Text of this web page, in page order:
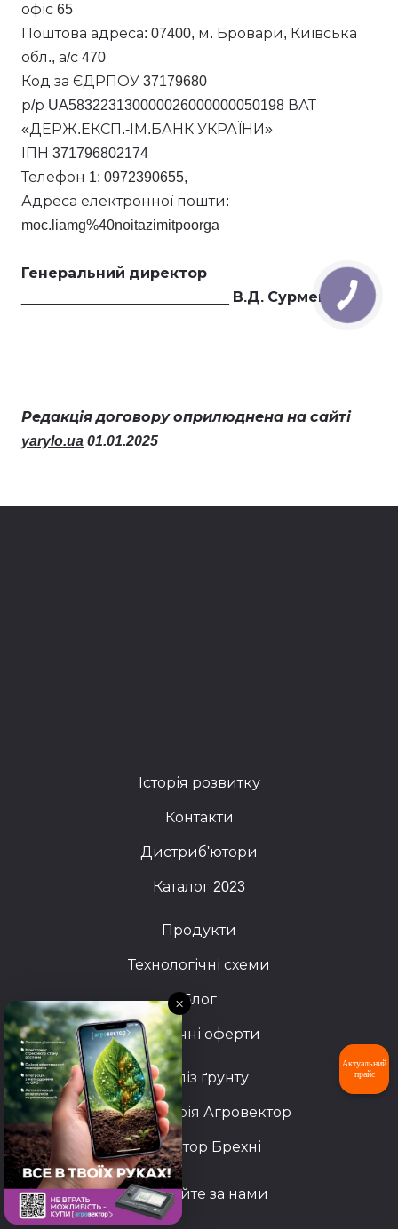
Актуальний
прайс
офіс 65
Поштова адреса: 07400, м. Бровари, Київська
обл., а/с 470
Код за ЄДРПОУ 37179680
р/р UA583223130000026000000050198 ВАТ
«ДЕРЖ.ЕКСП.-ІМ.БАНК УКРАЇНИ»
ІПН 371796802174
Телефон 1: 0972390655,
Адреса електронної пошти:
moc.liamg%40noitazimitpoorga
Генеральний директор
В.Д. Сурменко
Редакція договору оприлюднена на сайті
yarylo.ua 01.01.2025
Історія розвитку
Контакти
Дистриб'ютори
Каталог 2023
Продукти
Технологічні схеми
Блог
Публічні оферти
Аналіз ґрунту
Лабораторія Агровектор
Детектор Брехні
Слідкуйте за нами
×